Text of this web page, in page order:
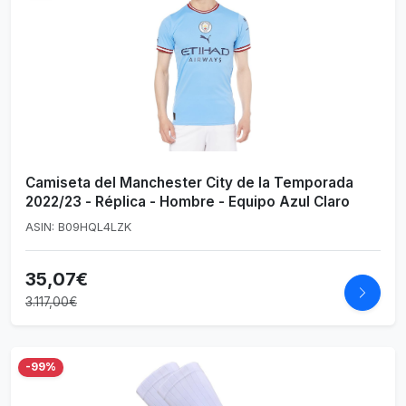
Camiseta del Manchester City de la Temporada
2022/23 - Réplica - Hombre - Equipo Azul Claro
ASIN: B09HQL4LZK
35,07€
3.117,00€
-99%